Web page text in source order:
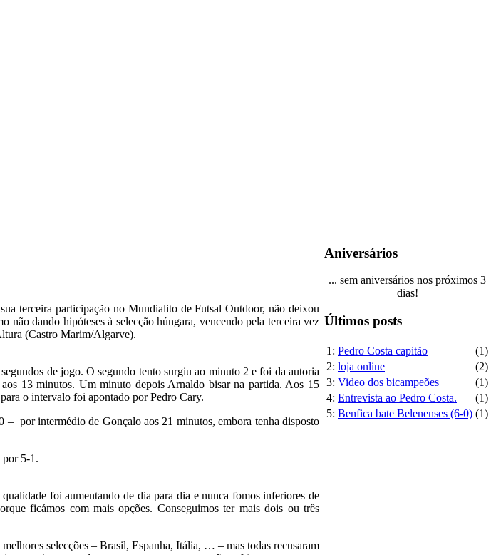
terceira participação no Mundialito de Futsal Outdoor, não deixou
não dando hipóteses à selecção húngara, vencendo pela terceira vez
(Castro Marim/Algarve).
de jogo. O segundo tento surgiu ao minuto 2 e foi da autoria
13 minutos. Um minuto depois Arnaldo bisar na partida. Aos 15
o intervalo foi apontado por Pedro Cary.
– por intermédio de Gonçalo aos 21 minutos, embora tenha disposto
por 5-1.
foi aumentando de dia para dia e nunca fomos inferiores de
ficámos com mais opções. Conseguimos ter mais dois ou três
selecções – Brasil, Espanha, Itália, … – mas todas recusaram
Aniversários
... sem aniversários nos próximos 3
dias!
Últimos posts
1: Pedro Costa capitão
(1)
2: loja online
(2)
3: Video dos bicampeões
(1)
4: Entrevista ao Pedro Costa.
(1)
5: Benfica bate Belenenses (6-0) (1)